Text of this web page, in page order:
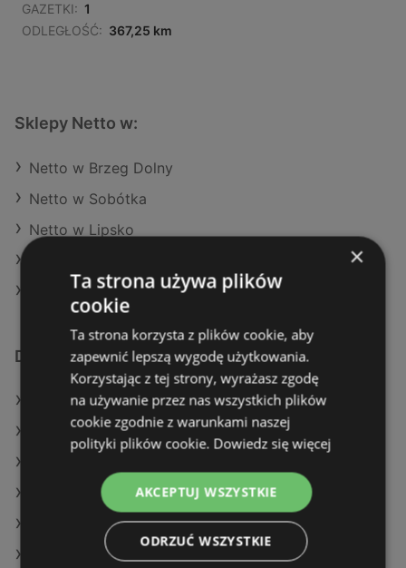
GAZETKI: 1
ODLEGŁOŚĆ: 367,25 km
Sklepy Netto w:
Netto w Brzeg Dolny
Netto w Sobótka
Netto w Lipsko
Netto w Trzebiatów
Dodatkowe łącza
Oferty Netto
Oferty Dino
Aktualne gazetki Action
Aktualne gazetki Biedronka
Aktualne gazetki Gram Market
×
Ta strona używa plików
cookie
Ta strona korzysta z plików cookie, aby
zapewnić lepszą wygodę użytkowania.
Korzystając z tej strony, wyrażasz zgodę
na używanie przez nas wszystkich plików
cookie zgodnie z warunkami naszej
polityki plików cookie. Dowiedz się więcej
AKCEPTUJ WSZYSTKIE
ODRZUĆ WSZYSTKIE